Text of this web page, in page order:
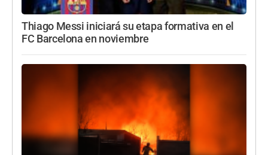
Thiago Messi iniciará su etapa formativa en el
FC Barcelona en noviembre